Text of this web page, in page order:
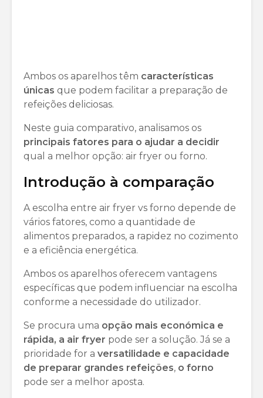
Ambos os aparelhos têm características
únicas que podem facilitar a preparação de
refeições deliciosas.
Neste guia comparativo, analisamos os
principais fatores para o ajudar a decidir
qual a melhor opção: air fryer ou forno.
Introdução à comparação
A escolha entre air fryer vs forno depende de
vários fatores, como a quantidade de
alimentos preparados, a rapidez no cozimento
e a eficiência energética.
Ambos os aparelhos oferecem vantagens
específicas que podem influenciar na escolha
conforme a necessidade do utilizador.
Se procura uma opção mais económica e
rápida, a air fryer pode ser a solução. Já se a
prioridade for a versatilidade e capacidade
de preparar grandes refeições, o forno
pode ser a melhor aposta.